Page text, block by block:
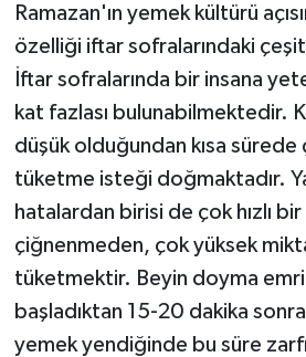
Ramazan'ın yemek kültürü
özelliği iftar sofralarındaki
İftar sofralarında bir insana
kat fazlası bulunabilmektedir.
düşük olduğundan kısa
tüketme isteği doğmaktadır.
hatalardan birisi de çok hızlı
çiğnenmeden, çok yüksek
tüketmektir. Beyin doyma
başladıktan 15-20 dakika sonra
yemek yendiğinde bu süre